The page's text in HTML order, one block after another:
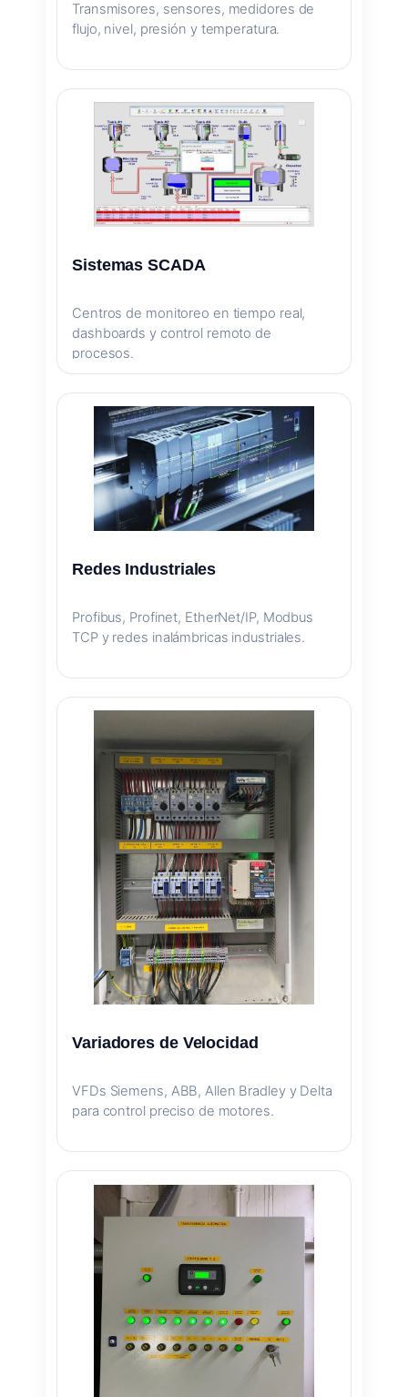
Transmisores, sensores, medidores de
flujo, nivel, presión y temperatura.
Sistemas SCADA
Centros de monitoreo en tiempo real,
dashboards y control remoto de
procesos.
Redes Industriales
Profibus, Profinet, EtherNet/IP, Modbus
TCP y redes inalámbricas industriales.
Variadores de Velocidad
VFDs Siemens, ABB, Allen Bradley y Delta
para control preciso de motores.